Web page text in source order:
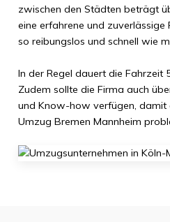
zwischen den Städten beträgt
eine erfahrene und zuverlässige
so reibungslos und schnell wie
In der Regel dauert die Fahrzeit
Zudem sollte die Firma auch
und Know-how verfügen, damit
Umzug Bremen Mannheim